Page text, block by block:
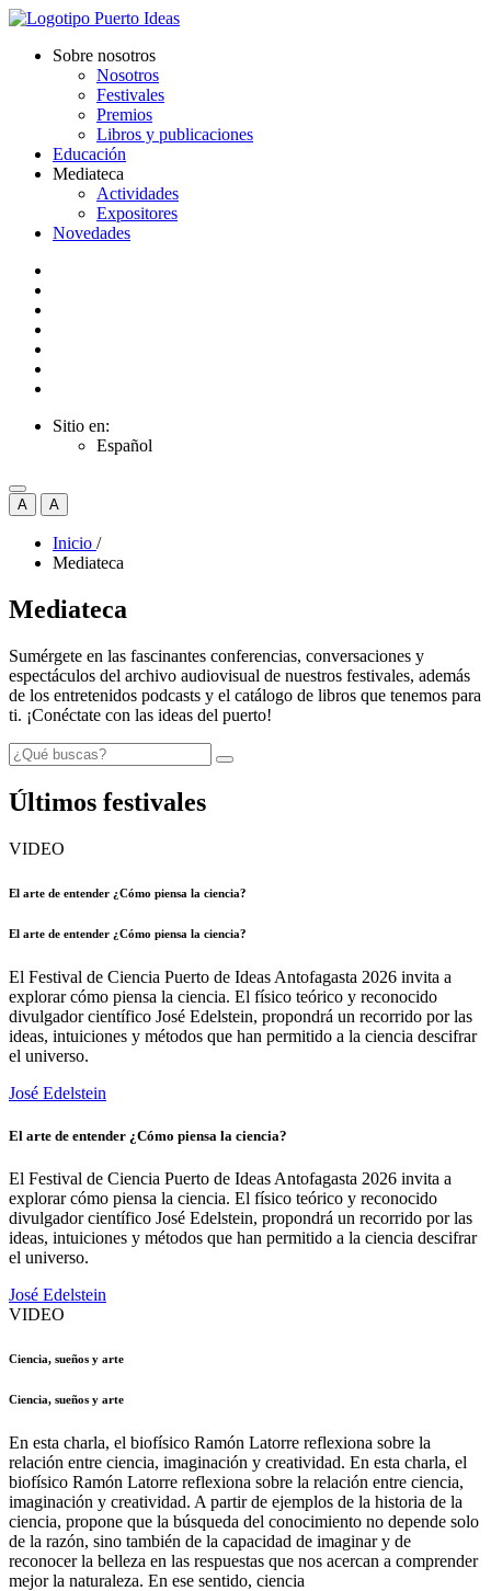
Sobre nosotros
Nosotros
Festivales
Premios
Libros y publicaciones
Educación
Mediateca
Actividades
Expositores
Novedades
Sitio en:
Español
A A
Inicio /
Mediateca
Mediateca
Sumérgete en las fascinantes conferencias, conversaciones y
espectáculos del archivo audiovisual de nuestros festivales, además
de los entretenidos podcasts y el catálogo de libros que tenemos para
ti. ¡Conéctate con las ideas del puerto!
Últimos festivales
VIDEO
El arte de entender ¿Cómo piensa la ciencia?
El arte de entender ¿Cómo piensa la ciencia?
El Festival de Ciencia Puerto de Ideas Antofagasta 2026 invita a
explorar cómo piensa la ciencia. El físico teórico y reconocido
divulgador científico José Edelstein, propondrá un recorrido por las
ideas, intuiciones y métodos que han permitido a la ciencia descifrar
el universo.
José Edelstein
El arte de entender ¿Cómo piensa la ciencia?
El Festival de Ciencia Puerto de Ideas Antofagasta 2026 invita a
explorar cómo piensa la ciencia. El físico teórico y reconocido
divulgador científico José Edelstein, propondrá un recorrido por las
ideas, intuiciones y métodos que han permitido a la ciencia descifrar
el universo.
José Edelstein
VIDEO
Ciencia, sueños y arte
Ciencia, sueños y arte
En esta charla, el biofísico Ramón Latorre reflexiona sobre la
relación entre ciencia, imaginación y creatividad. En esta charla, el
biofísico Ramón Latorre reflexiona sobre la relación entre ciencia,
imaginación y creatividad. A partir de ejemplos de la historia de la
ciencia, propone que la búsqueda del conocimiento no depende solo
de la razón, sino también de la capacidad de imaginar y de
reconocer la belleza en las respuestas que nos acercan a comprender
mejor la naturaleza. En ese sentido, ciencia